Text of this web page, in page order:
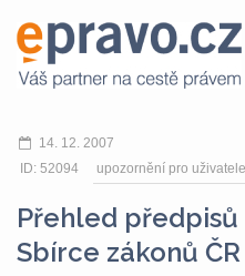
14. 12. 2007
ID: 52094
upozornění pro uživatele
Přehled
Sbírce zákonů